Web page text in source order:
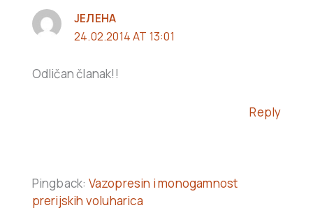
ЈЕЛЕНА
24.02.2014 AT 13:01
Odličan članak!!
Reply
Pingback: Vazopresin i monogamnost
prerijskih voluharica